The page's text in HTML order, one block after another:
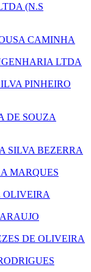
(N.S
CAMINHA
LTDA
PINHEIRO
DE SOUZA
SILVA BEZERRA
MARQUES
OLIVEIRA
DE OLIVEIRA